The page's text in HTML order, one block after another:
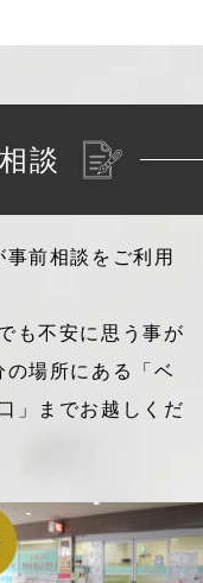
談
前相談をご利用
も不安に思う事が
の場所にある「ベ
」までお越しくだ